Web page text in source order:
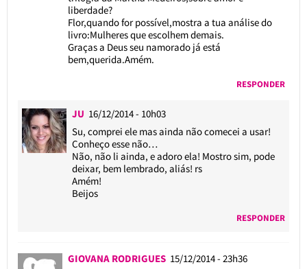
liberdade?
Flor,quando for possível,mostra a tua análise do
livro:Mulheres que escolhem demais.
Graças a Deus seu namorado já está
bem,querida.Amém.
RESPONDER
JU 16/12/2014 - 10h03
Su, comprei ele mas ainda não comecei a usar!
Conheço esse não…
Não, não li ainda, e adoro ela! Mostro sim, pode
deixar, bem lembrado, aliás! rs
Amém!
Beijos
RESPONDER
GIOVANA RODRIGUES 15/12/2014 - 23h36